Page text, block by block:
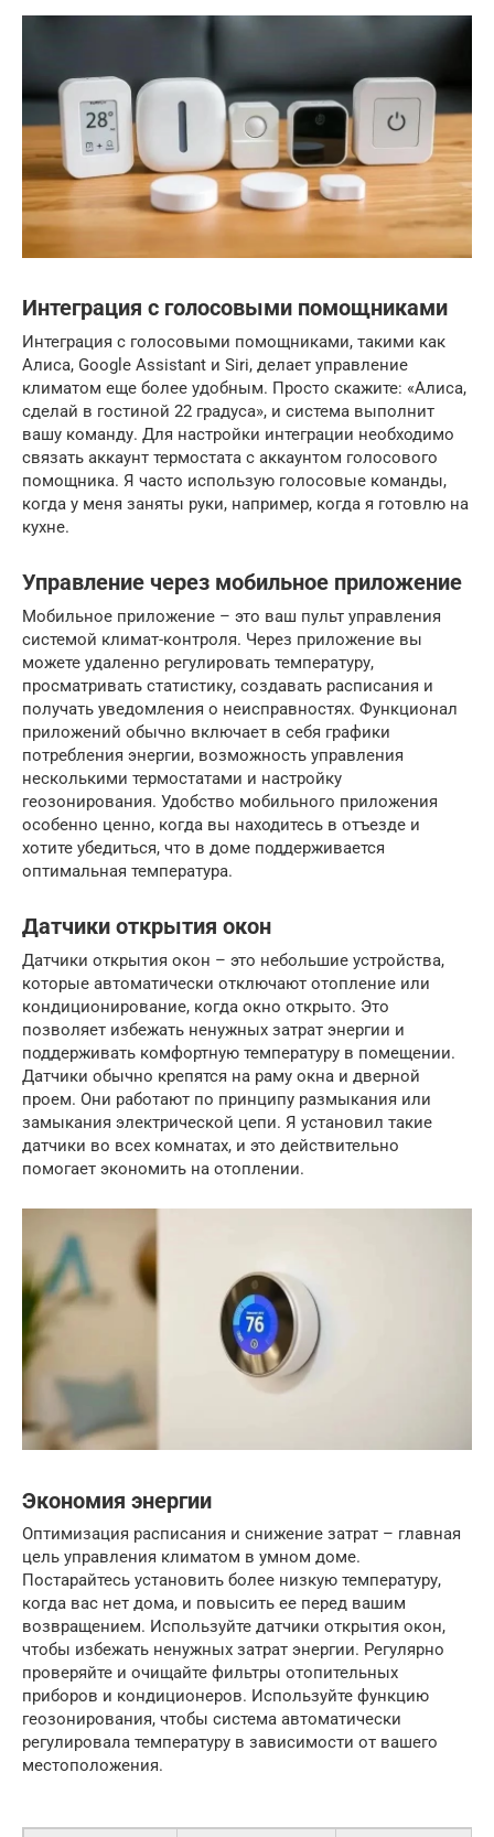
Интеграция с голосовыми помощниками
Интеграция с голосовыми помощниками, такими как
Алиса, Google Assistant и Siri, делает управление
климатом еще более удобным. Просто скажите: «Алиса,
сделай в гостиной 22 градуса», и система выполнит
вашу команду. Для настройки интеграции необходимо
связать аккаунт термостата с аккаунтом голосового
помощника. Я часто использую голосовые команды,
когда у меня заняты руки, например, когда я готовлю на
кухне.
Управление через мобильное приложение
Мобильное приложение – это ваш пульт управления
системой климат-контроля. Через приложение вы
можете удаленно регулировать температуру,
просматривать статистику, создавать расписания и
получать уведомления о неисправностях. Функционал
приложений обычно включает в себя графики
потребления энергии, возможность управления
несколькими термостатами и настройку
геозонирования. Удобство мобильного приложения
особенно ценно, когда вы находитесь в отъезде и
хотите убедиться, что в доме поддерживается
оптимальная температура.
Датчики открытия окон
Датчики открытия окон – это небольшие устройства,
которые автоматически отключают отопление или
кондиционирование, когда окно открыто. Это
позволяет избежать ненужных затрат энергии и
поддерживать комфортную температуру в помещении.
Датчики обычно крепятся на раму окна и дверной
проем. Они работают по принципу размыкания или
замыкания электрической цепи. Я установил такие
датчики во всех комнатах, и это действительно
помогает экономить на отоплении.
Экономия энергии
Оптимизация расписания и снижение затрат – главная
цель управления климатом в умном доме.
Постарайтесь установить более низкую температуру,
когда вас нет дома, и повысить ее перед вашим
возвращением. Используйте датчики открытия окон,
чтобы избежать ненужных затрат энергии. Регулярно
проверяйте и очищайте фильтры отопительных
приборов и кондиционеров. Используйте функцию
геозонирования, чтобы система автоматически
регулировала температуру в зависимости от вашего
местоположения.